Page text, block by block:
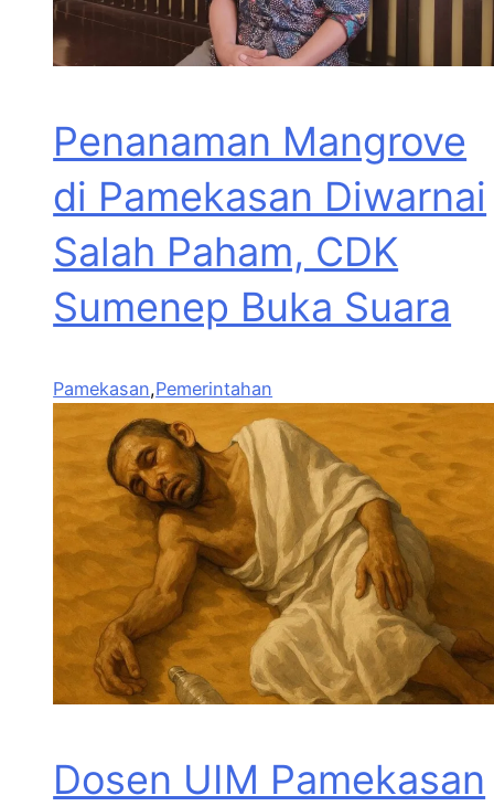
Penanaman Mangrove
di Pamekasan Diwarnai
Salah Paham, CDK
Sumenep Buka Suara
Pamekasan,Pemerintahan
Dosen UIM Pamekasan